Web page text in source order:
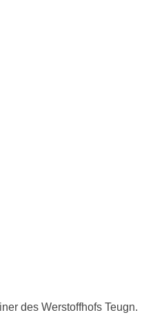
des Werstoffhofs Teugn.